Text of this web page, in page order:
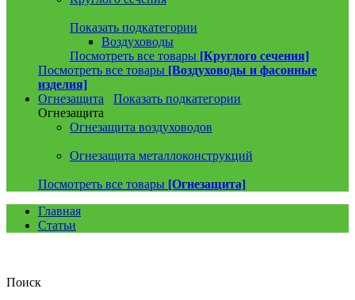
Показать подкатегории
Воздуховоды
Посмотреть все товары [Круглого сечения]
Посмотреть все товары [Воздуховоды и фасонные
изделия]
Огнезащита
Показать подкатегории
Огнезащита
Огнезащита воздуховодов
Огнезащита металлоконструкций
Посмотреть все товары [Огнезащита]
Главная
Статьи
Поиск